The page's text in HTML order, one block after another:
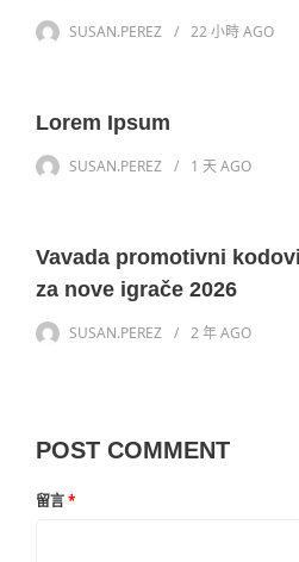
SUSAN.PEREZ 22 小時AGO
Lorem Ipsum
SUSAN.PEREZ 1 天 AGO
Vavada promotivni kodovi
za nove igrače 2026
SUSAN.PEREZ 2 年AGO
POST COMMENT
留言*